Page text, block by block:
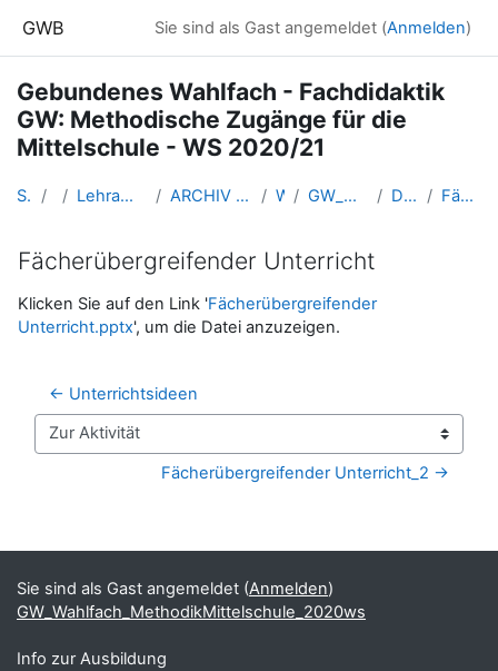
GWB Sie sind als Gast angemeldet (Anmelden)
Gebundenes Wahlfach - Fachdidaktik
GW: Methodische Zugänge für die
Mittelschule - WS 2020/21
Startseite Kurse Lehramtsausbildung GW im Cluster Österreich Mitte ARCHIV - Lehrveranstaltungen am Standort Linz - seit 2016 WS_2020/21 GW_Wahlfach_MethodikMittelschule_2020ws Do. 7.1.2021 (Kuschnigg) Fächerübergreifender Unterricht
Fächerübergreifender Unterricht
Abschlussbedingungen
Klicken Sie auf den Link 'Fächerübergreifender
Unterricht.pptx', um die Datei anzuzeigen.
← Unterrichtsideen
Zur Aktivität
Fächerübergreifender Unterricht_2 →
Ergänzungsblöcke
Sie sind als Gast angemeldet (Anmelden)
GW_Wahlfach_MethodikMittelschule_2020ws
Info zur Ausbildung